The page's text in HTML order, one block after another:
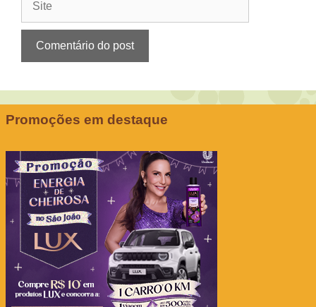
Promoções em destaque